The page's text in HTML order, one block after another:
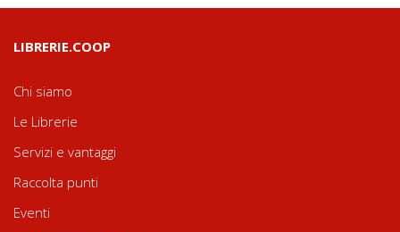
LIBRERIE.COOP
Chi siamo
Le Librerie
Servizi e vantaggi
Raccolta punti
Eventi